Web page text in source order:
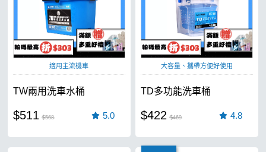
適用主流機車
TW兩用洗車水桶
$511 $568 5.0
大容量、攜帶方便好使用
TD多功能洗車桶
$422 $469 4.8